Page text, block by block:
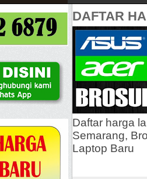
DAFTAR
Daftar harga
Semarang,
Laptop Baru